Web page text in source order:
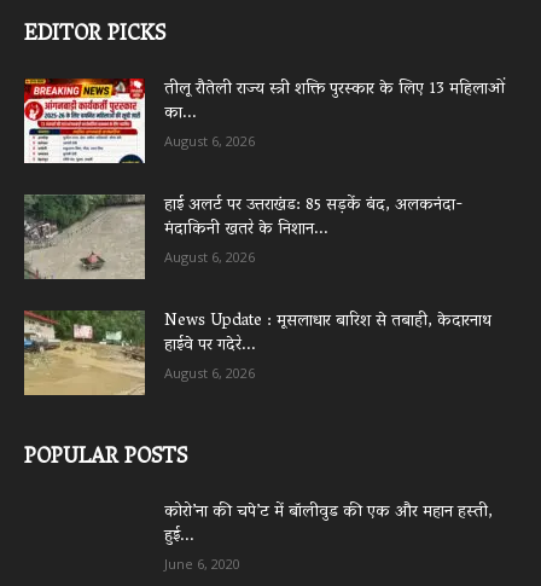
EDITOR PICKS
तीलू रौतेली राज्य स्त्री शक्ति पुरस्कार के लिए 13 महिलाओं
का...
August 6, 2026
हाई अलर्ट पर उत्तराखंड: 85 सड़कें बंद, अलकनंदा-
मंदाकिनी खतरे के निशान...
August 6, 2026
News Update : मूसलाधार बारिश से तबाही, केदारनाथ
हाईवे पर गदेरे...
August 6, 2026
POPULAR POSTS
कोरो’ना की चपे’ट में बॉलीवुड की एक और महान हस्ती,
हुई...
June 6, 2020